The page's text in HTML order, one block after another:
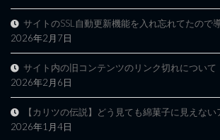
サイトのSSL自動更新機能を入れ忘れてたので
2026年2月7日
サイト内の旧コンテンツのリンク切れについて
2026年2月6日
【カリツの伝説】どう見ても綿菓子に見えな
2026年1月4日